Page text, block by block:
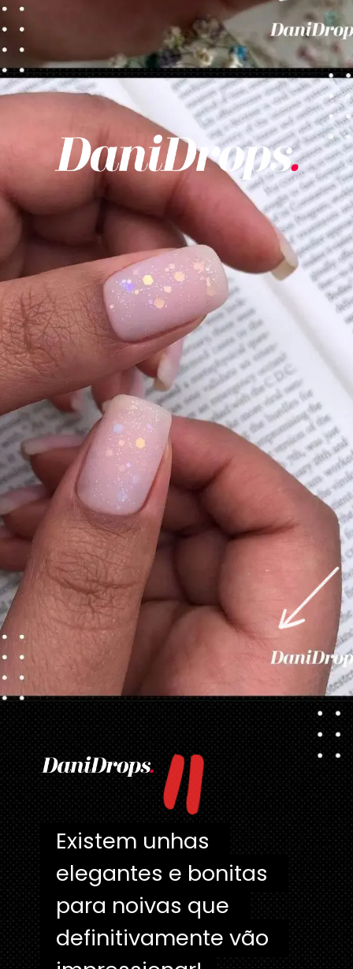
Opening https://danidrops.com.br/category/tendencia-de-unhas/
Opening "
Existem unhas
elegantes e bonitas
para noivas que
definitivamente vão
Existem unhas
elegantes e bonitas
para noivas que
definitivamente vão